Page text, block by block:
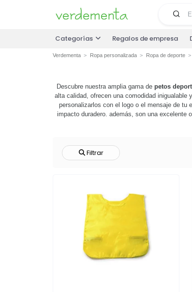
Categorías Regalos de empresa
Verdementa Ropa personalizada Ropa de deporte
Descubre nuestra amplia gama de petos
alta calidad, ofrecen una comodidad
personalizarlos con el logo o el mensaje de tu
impacto duradero. además, son una excelente
deportivos personalizados son la solución
Filtrar